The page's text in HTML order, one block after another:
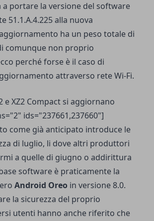
a portare la versione del software
51.1.A.4.225 alla nuova
ha un peso totale di
comunque non proprio
perché forse è il caso di
attraverso rete Wi-Fi.
e XZ2 Compact si aggiornano
ids="237661,237660"]
come già anticipato introduce le
di luglio, li dove altri produttori
a quelle di giugno o addirittura
software è praticamente la
Android Oreo in versione 8.0.
la sicurezza del proprio
utenti hanno anche riferito che